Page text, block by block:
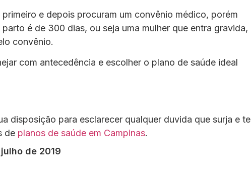
e depois procuram um convênio médico, porém
é de 300 dias, ou seja uma mulher que entra gravida,
convênio.
com antecedência e escolher o plano de saúde ideal
disposição para esclarecer qualquer duvida que surja e te
de planos de saúde em Campinas.
de 2019